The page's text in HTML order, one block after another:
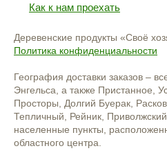
Как к нам проехать
Деревенские продукты «Своё
Политика конфиденциальности
География доставки заказов –
Энгельса, а также Пристанное,
Просторы, Долгий Буерак,
Тепличный, Рейник,
населенные пункты,
областного центра.